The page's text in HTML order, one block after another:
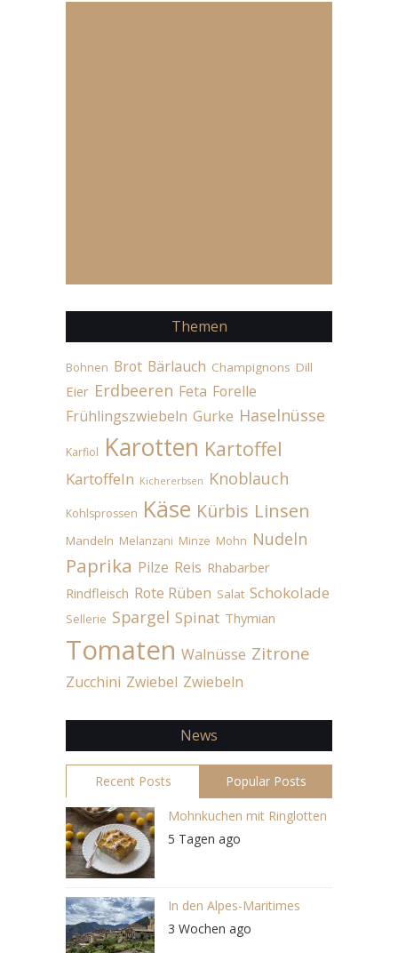
Themen
Bohnen Brot Bärlauch Champignons Dill
Eier Erdbeeren Feta Forelle
Frühlingszwiebeln Gurke Haselnüsse
Karfiol Karotten Kartoffel
Kartoffeln Kichererbsen Knoblauch
Kohlsprossen Käse Kürbis Linsen
Mandeln Melanzani Minze Mohn Nudeln
Paprika Pilze Reis Rhabarber
Rindfleisch Rote Rüben Salat Schokolade
Sellerie Spargel Spinat Thymian
Tomaten Walnüsse Zitrone
Zucchini Zwiebel Zwiebeln
News
Recent Posts Popular Posts
Mohnkuchen mit Ringlotten
5 Tagen ago
In den Alpes-Maritimes
3 Wochen ago